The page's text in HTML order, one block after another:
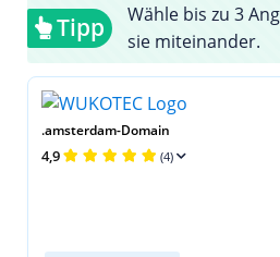
Tipp
Wähle bis zu 3
sie miteinander.
.amsterdam-Domain
4,9 (4)